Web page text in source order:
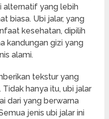
alternatif yang lebih
biasa. Ubi jalar, yang
kesehatan, dipilih
kandungan gizi yang
alami.
tekstur yang
hanya itu, ubi jalar
dari yang berwarna
jenis ubi jalar ini